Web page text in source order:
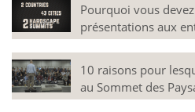
Pourquoi vous
présentations aux
10 raisons pour
au Sommet des